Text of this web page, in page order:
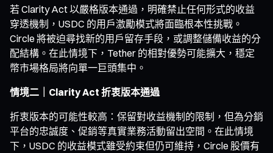
若 Clarity Act 以嚴格版本通過，明確禁止任何形式的收益
穿透機制，USDC 的用戶激勵模式將面臨根本性挑戰。
Circle 將被迫尋找新的用戶留存手段，或調整儲備收益的分
配結構。在此情境下，Tether 的相對優勢可能擴大，穩定
幣市場格局將向單一巨頭集中。
情境二｜Clarity Act 折衷版本通過
折衷版本的可能性較高：保留對收益機制的限制，但為分銷
平台的忠誠度、促銷等真實業務活動留出空間。在此情境
下，USDC 的收益模式雖受約束但仍可維持，Circle 股價有